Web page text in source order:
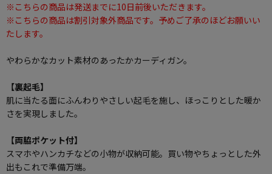
※こちらの商品は発送までに10日前後いただきます。
※こちらの商品は割引対象外商品です。予めご了承のほどお願いい
たします。
やわらかなカット素材のあったかカーディガン。
【裏起毛】
肌に当たる面にふんわりやさしい起毛を施し、ほっこりとした暖か
さを実現しました。
【両脇ポケット付】
スマホやハンカチなどの小物が収納可能。買い物やちょっとした外
出もこれで準備万端。